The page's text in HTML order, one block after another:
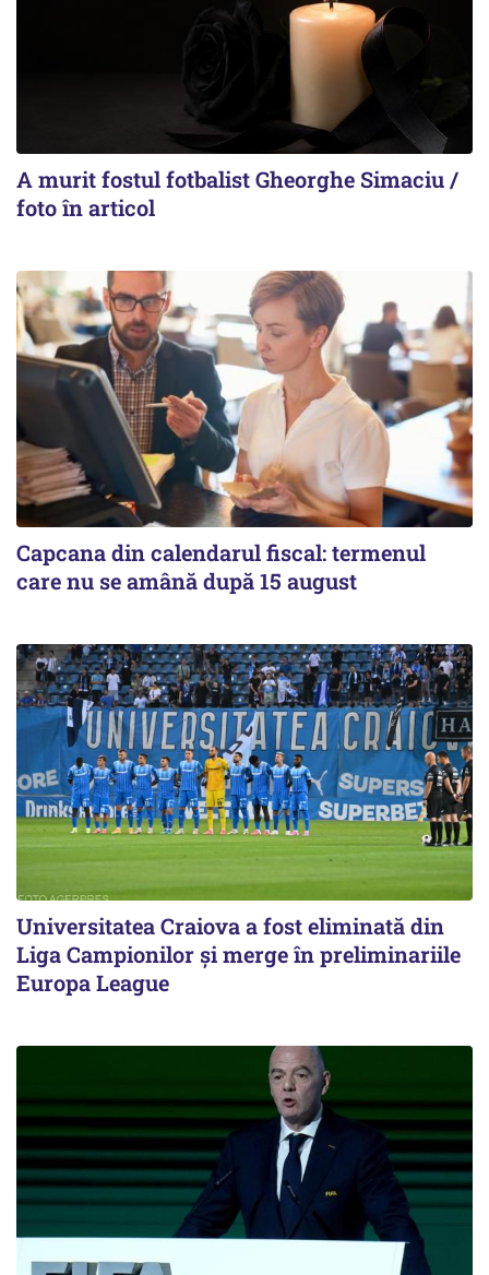
A murit fostul fotbalist Gheorghe Simaciu /
foto în articol
Capcana din calendarul fiscal: termenul
care nu se amână după 15 august
Universitatea Craiova a fost eliminată din
Liga Campionilor şi merge în preliminariile
Europa League